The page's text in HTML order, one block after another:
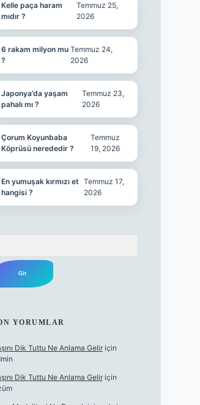
Kelle paça haram
mıdır ?
Temmuz 25,
2026
6 rakam milyon mu
?
Temmuz 24,
2026
Japonya’da yaşam
pahalı mı ?
Temmuz 23,
2026
Çorum Koyunbaba
Köprüsü nerededir ?
Temmuz
19, 2026
En yumuşak kırmızı et
hangisi ?
Temmuz 17,
2026
YORUMLAR
Dik Tuttu Ne Anlama Geliriçin
Dik Tuttu Ne Anlama Geliriçin